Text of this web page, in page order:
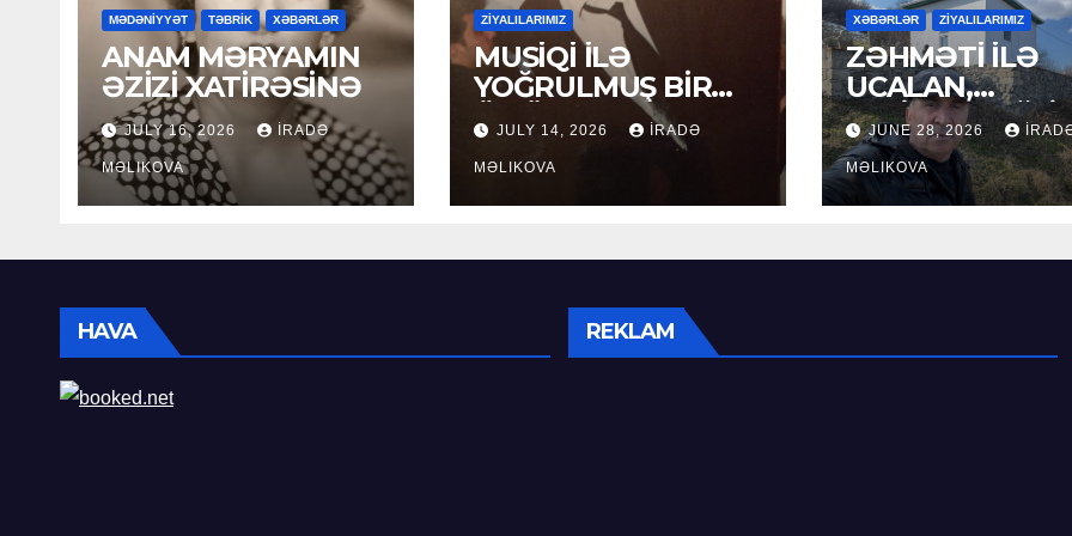
MƏDƏNİYYƏT TƏBRİK XƏBƏRLƏR
ANAM MƏRYAMIN
ƏZİZİ XATİRƏSİNƏ
JULY 16, 2026 İRADƏ
MƏLIKOVA
ZİYALILARIMIZ
MUSİQİ İLƏ
YOĞRULMUŞ BİR
ÖMÜR
JULY 14, 2026 İRADƏ
MƏLIKOVA
XƏBƏRLƏR ZİYALILARIMIZ
ZƏHMƏTİ İLƏ
UCALAN,
XEYİRXAHLIĞI
SEÇİLƏN: HACI
RAMAZAN
JUNE 28, 2026
MƏLIKOVA
HAVA REKLAM